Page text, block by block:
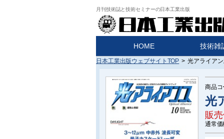
月刊技術誌と技術セミナーの日本工業出版
HOME 技術雑
日本工業出版ウェブサイトTOP > 光アライア
商品コ
光
販
通常価